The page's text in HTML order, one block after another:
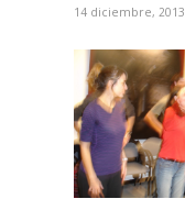
14 diciembre, 2013